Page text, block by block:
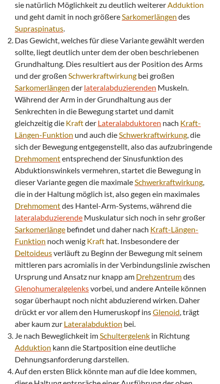
sie natürlich Möglichkeit zu deutlich weiterer Adduktion
und geht damit in noch größere Sarkomerlängen des
Supraspinatus
Das Gewicht, welches für diese Variante gewählt werden
sollte, liegt deutlich unter dem der oben beschriebenen
Grundhaltung. Dies resultiert aus der Position des Arms
und der großen Schwerkraftwirkung bei großen
Sarkomerlängen der lateralabduzierenden Muskeln.
Während der Arm in der Grundhaltung aus der
Senkrechten in die Bewegung startet und damit
gleichzeitig die Kraftder Lateralabduktoren nach Kraft-
Längen-Funktion und auch die Schwerkraftwirkung , die
sich der Bewegung entgegenstellt, also das aufzubringende
Drehmomententsprechend der Sinusfunktion des
Abduktionswinkels vermehren, startet die Bewegung in
dieser Variante gegen die maximale Schwerkraftwirkung
die in der Haltung möglich ist, also gegen ein maximales
Drehmomentdes Hantel-Arm-Systems, während die
lateralabduzierende Muskulatur sich noch in sehr großer
Sarkomerlänge befindet und daher nach Kraft-Längen-
Funktion noch wenig Kraft hat. Insbesondere der
Deltoideusverläuft zu Beginn der Bewegung mit seinem
mittleren pars acromialis in der Verbindungslinie zwischen
Ursprung und Ansatz nur knapp am Drehzentrumdes
Glenohumeralgelenksvorbei, und andere Anteile können
sogar überhaupt noch nicht abduzierend wirken. Daher
drückt er vor allem den Humeruskopf insGlenoid , trägt
aber kaum zur Lateralabduktion bei.
Je nach Beweglichkeit im Schultergelenk in Richtung
Adduktion kann die Startposition eine deutliche
Dehnungsanforderung darstellen.
Auf den ersten Blick könnte man auf die Idee kommen,